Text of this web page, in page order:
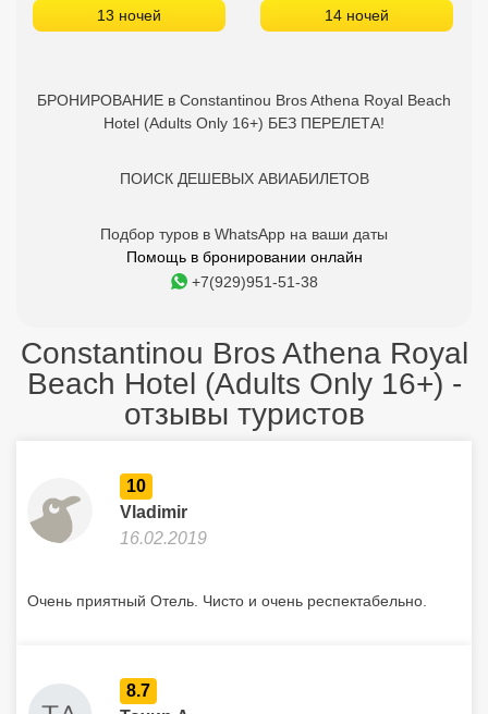
13 ночей 14 ночей
БРОНИРОВАНИЕ в Constantinou Bros Athena Royal Beach
Hotel (Adults Only 16+) БЕЗ ПЕРЕЛЕТА!
ПОИСК ДЕШЕВЫХ АВИАБИЛЕТОВ
Подбор туров в WhatsApp на ваши даты
Помощь в бронировании онлайн
+7(929)951-51-38
Constantinou Bros Athena Royal
Beach Hotel (Adults Only 16+) -
отзывы туристов
10
Vladimir
16.02.2019
Очень приятный Отель. Чисто и очень респектабельно.
8.7